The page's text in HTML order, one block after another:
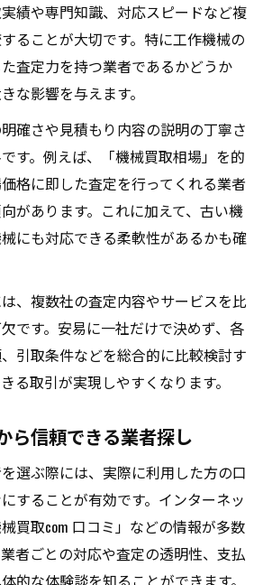
績や専門知識、対応スピードなど複
ることが大切です。特に工作機械の
査定力を持つ業者であるかどうか
な影響を与えます。
確さや見積もり内容の説明の丁寧さ
す。例えば、「機械買取相場」を的
格に即した査定を行ってくれる業者
があります。これに加えて、古い機
にも対応できる柔軟性があるかも確
、複数社の査定内容やサービスを比
です。安易に一社だけで決めず、各
引取条件などを総合的に比較検討す
る取引が実現しやすくなります。
ら信頼できる業者探し
選ぶ際には、実際に利用した方の口
することが有効です。インターネッ
買取com 口コミ」などの情報が多数
者ごとの対応や査定の透明性、支払
的な体験談を知ることができます。